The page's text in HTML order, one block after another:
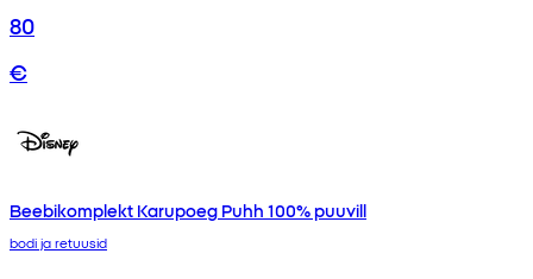
80
€
Beebikomplekt Karupoeg Puhh 100% puuvill
bodi ja retuusid